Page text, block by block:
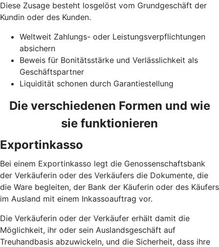
Diese Zusage besteht losgelöst vom Grundgeschäft der
Kundin oder des Kunden.
Weltweit Zahlungs- oder Leistungsverpflichtungen
absichern
Beweis für Bonitätsstärke und Verlässlichkeit als
Geschäftspartner
Liquidität schonen durch Garantiestellung
Die verschiedenen Formen und wie
sie funktionieren
Exportinkasso
Bei einem Exportinkasso legt die Genossenschaftsbank
der Verkäuferin oder des Verkäufers die Dokumente, die
die Ware begleiten, der Bank der Käuferin oder des Käufers
im Ausland mit einem Inkassoauftrag vor.
Die Verkäuferin oder der Verkäufer erhält damit die
Möglichkeit, ihr oder sein Auslandsgeschäft auf
Treuhandbasis abzuwickeln, und die Sicherheit, dass ihre